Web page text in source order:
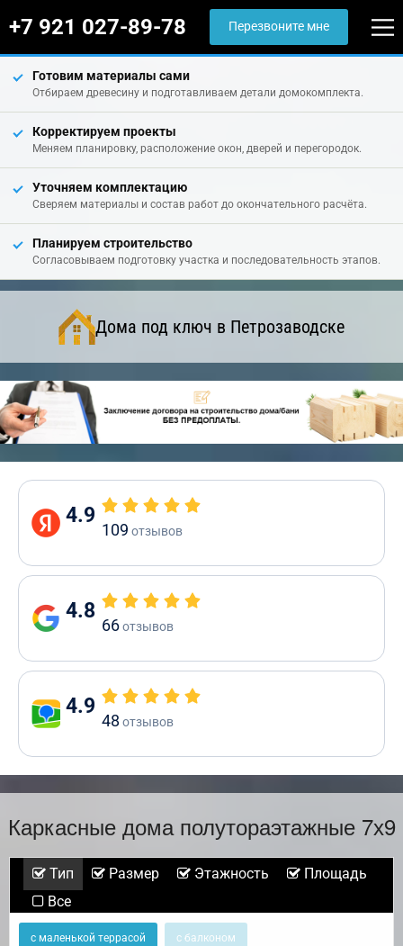
+7 921 027-89-78 Перезвоните мне
Готовим материалы сами
Отбираем древесину и подготавливаем детали домокомплекта.
Корректируем проекты
Меняем планировку, расположение окон, дверей и перегородок.
Уточняем комплектацию
Сверяем материалы и состав работ до окончательного расчёта.
Планируем строительство
Согласовываем подготовку участка и последовательность этапов.
Дома под ключ в Петрозаводске
4.9
109 отзывов
4.8
66отзывов
4.9
48 отзывов
Каркасные дома полутораэтажные 7х9
Тип Размер Этажность
Площадь
Все
с маленькой террасой с балконом